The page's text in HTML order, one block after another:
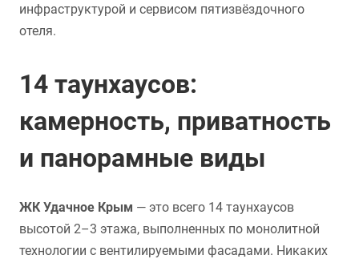
инфраструктурой и сервисом пятизвёздочного
отеля.
14 таунхаусов:
камерность, приватность
и панорамные виды
ЖК Удачное Крым — это всего 14 таунхаусов
высотой 2–3 этажа, выполненных по монолитной
технологии с вентилируемыми фасадами. Никаких